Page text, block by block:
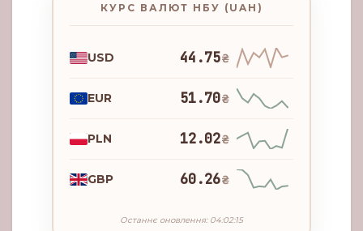
КУРС ВАЛЮТ НБУ (UAH)
USD 44.75₴
EUR 51.70₴
PLN 12.02₴
GBP 60.26₴
Останнє оновлення: 04:02:15